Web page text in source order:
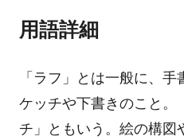
用語詳細
「ラフ」とは一般に、
ケッチや下書きのこと。
チ」ともいう。絵の構図